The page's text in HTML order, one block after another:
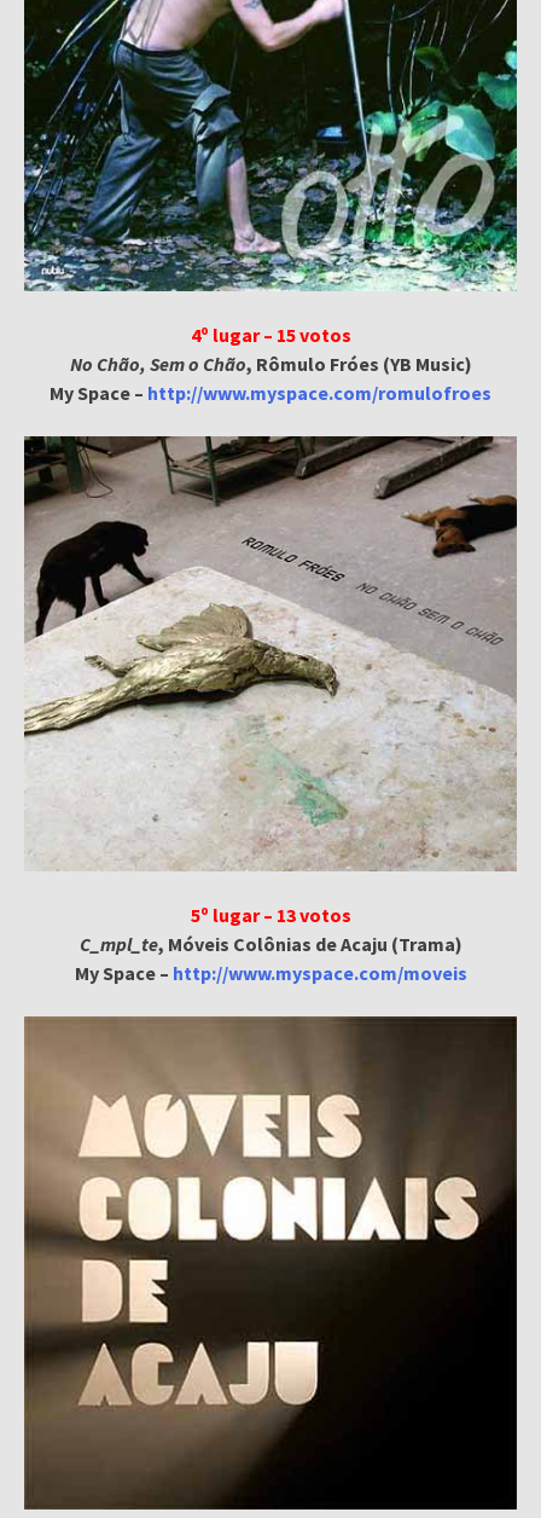
4º lugar – 15 votos
No Chão, Sem o Chão, Rômulo Fróes (YB Music)
My Space – http://www.myspace.com/romulofroes
5º lugar – 13 votos
C_mpl_te, Móveis Colônias de Acaju (Trama)
My Space – http://www.myspace.com/moveis